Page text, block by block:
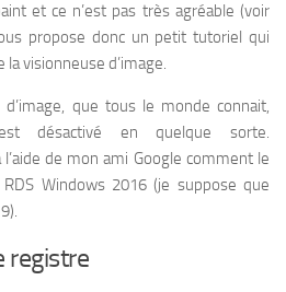
et ce n’est pas très agréable (voir
propose donc un petit tutoriel qui
visionneuse d’image.
que tous le monde connait,
désactivé en quelque sorte.
de mon ami Google comment le
Windows 2016 (je suppose que
registre